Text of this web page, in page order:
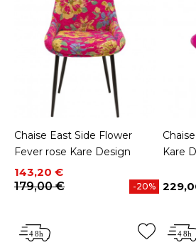
Chaise East Side Flower
Fever rose Kare Design
Prix
143,20 €
Prix de base
179,00 €
-20%
Kare
Prix